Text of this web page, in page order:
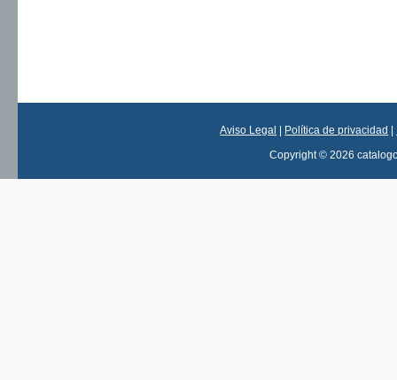
Aviso Legal Política de privacidad
Copyright © 2026